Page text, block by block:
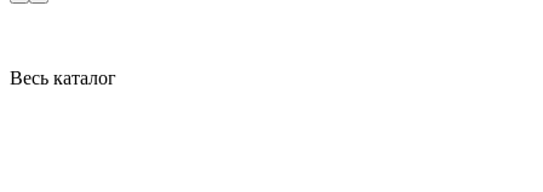
Весь каталог